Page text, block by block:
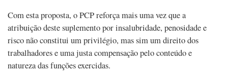
Com esta proposta, o PCP reforça mais uma vez que a
atribuição deste suplemento por insalubridade, penosidade e
risco não constitui um privilégio, mas sim um direito dos
trabalhadores e uma justa compensação pelo conteúdo e
natureza das funções exercidas.